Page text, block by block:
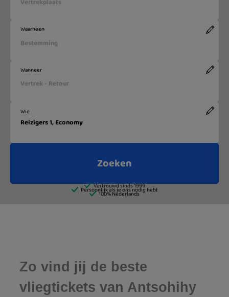
Zo vind jij de beste
vliegtickets van Antsohihy